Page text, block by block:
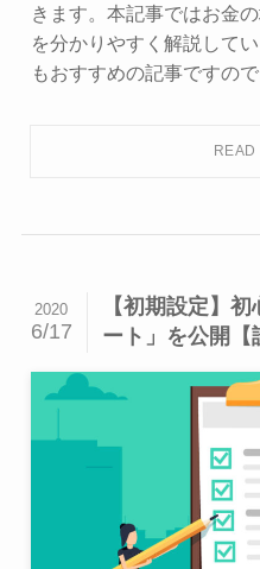
きます。本記事ではお金
を分かりやすく解説して
もおすすめの記事ですの
【初期設定】
ート」を公開【
2020
6/17